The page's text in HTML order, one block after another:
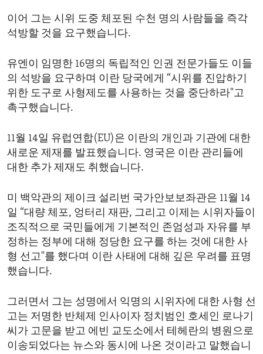
이어 그는 시위 도중 체포된 수천 명의 사람들을 즉각
석방할 것을 요구했습니다.
유엔이 임명한 16명의 독립적인 인권 전문가들도 이들
의 석방을 요구하며 이란 당국에게 “시위를 진압하기
위한 도구로 사형제도를 사용하는 것을 중단하라"고
촉구했습니다.
11월 14일 유럽연합(EU)은 이란의 개인과 기관에 대한
새로운 제재를 발표했습니다. 영국은 이란 관리들에
대한 추가 제재도 취했습니다.
미 백악관의 제이크 설리번 국가안보보좌관은 11월 14
일 “대량 체포, 엉터리 재판, 그리고 이제는 시위자들이
조직적으로 국민들에게 기본적인 존엄성과 자유를 부
정하는 정부에 대해 정당한 요구를 하는 것에 대한 사
형 선고"를 했다며 이란 사태에 대해 깊은 우려를 표명
했습니다.
그러면서 그는 성명에서 익명의 시위자에 대한 사형 선
고는 저명한 반체제 인사이자 정치범인 호세인 로나기
씨가 고문을 받고 에빈 교도소에서 테헤란의 병원으로
이송되었다는 뉴스와 동시에 나온 것이라고 말했습니